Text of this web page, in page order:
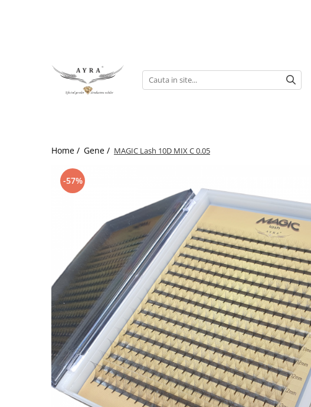
Individuale - 20 linii
Individuale - 6 linii
Home / Gene / MAGIC Lash 10D MIX C 0.05
-57%